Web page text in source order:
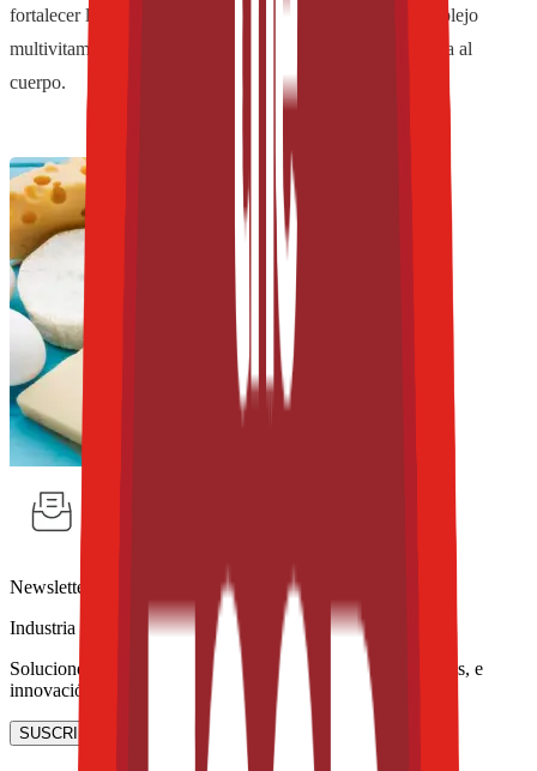
fortalecer la memoria. Y también contiene un amplio complejo
multivitamínico, entre ellos el Complejo B para dar energía al
cuerpo.
Newsletter
Industria de Lácteos
Soluciones lácteas, estrategias para reducir azúcares y grasas, e
innovación en leches y quesos alternativos.
SUSCRIBIRME AHORA